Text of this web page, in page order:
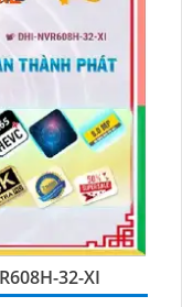
32-XI